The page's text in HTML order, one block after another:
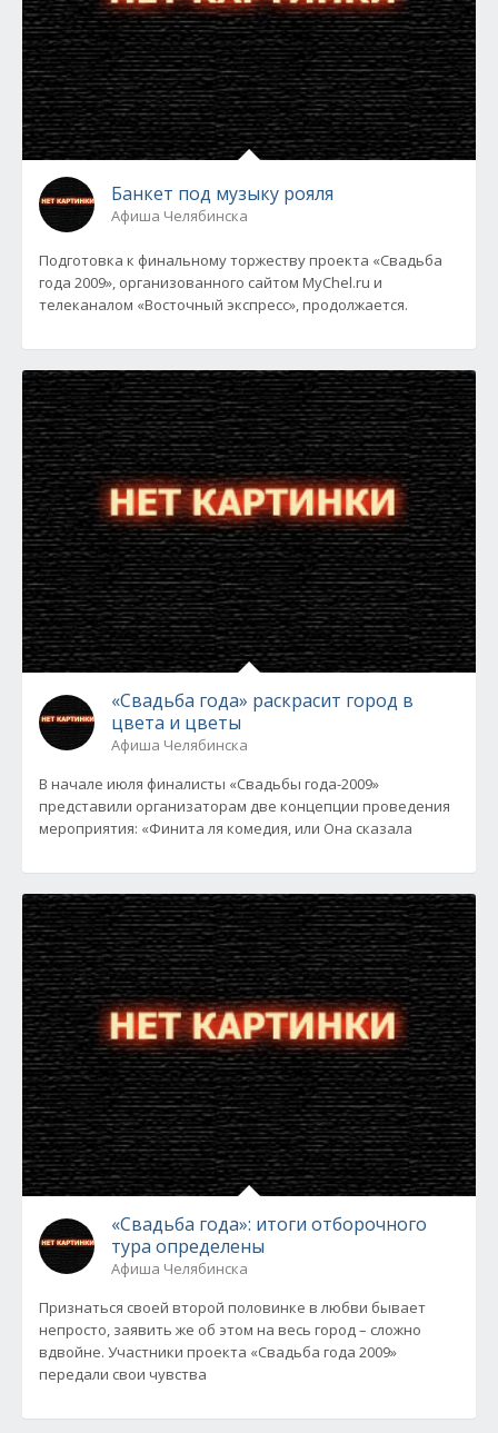
Банкет под музыку рояля
Афиша Челябинска
Подготовка к финальному торжеству проекта «Свадьба
года 2009», организованного сайтом MyChel.ru и
телеканалом «Восточный экспресс», продолжается.
«Свадьба года» раскрасит город в
цвета и цветы
Афиша Челябинска
В начале июля финалисты «Свадьбы года-2009»
представили организаторам две концепции проведения
мероприятия: «Финита ля комедия, или Она сказала
«Свадьба года»: итоги отборочного
тура определены
Афиша Челябинска
Признаться своей второй половинке в любви бывает
непросто, заявить же об этом на весь город – сложно
вдвойне. Участники проекта «Свадьба года 2009»
передали свои чувства